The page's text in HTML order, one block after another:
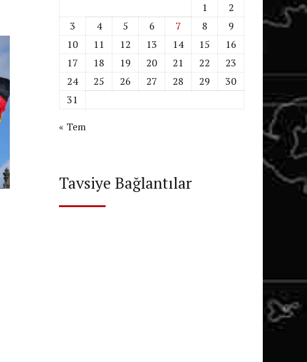
1
2
3
4 5 6 7 8
9
10
11 12 13 14 15
16
17
18 19 20 21 22
23
24
25 26 27 28 29
30
31
« Tem
Tavsiye Bağlantılar